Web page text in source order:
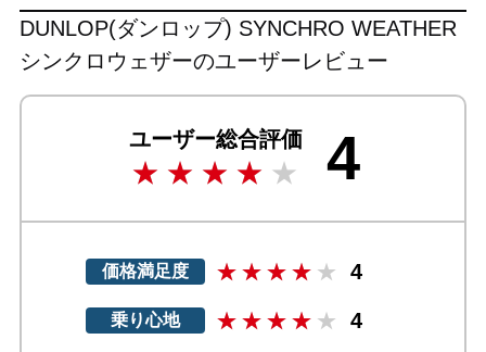
DUNLOP(ダンロップ) SYNCHRO WEATHER
シンクロウェザーのユーザーレビュー
ユーザー総合評価 4
価格満足度 4
乗り心地 4